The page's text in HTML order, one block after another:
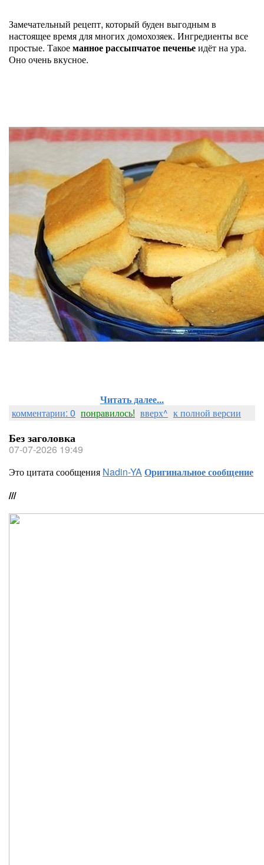
Замечательный рецепт, который буден выгодным в
настоящее время для многих домохозяек. Ингредиенты все
простые. Такоеманное рассыпчатое печеньеидёт на ура.
Оно очень вкусное.
Читать далее...
комментарии: 0 понравилось! вверх^ к полной версии
Без заголовка
07-07-2026 19:49
Это цитата сообщения Nadin-YAОригинальное сообщение
///